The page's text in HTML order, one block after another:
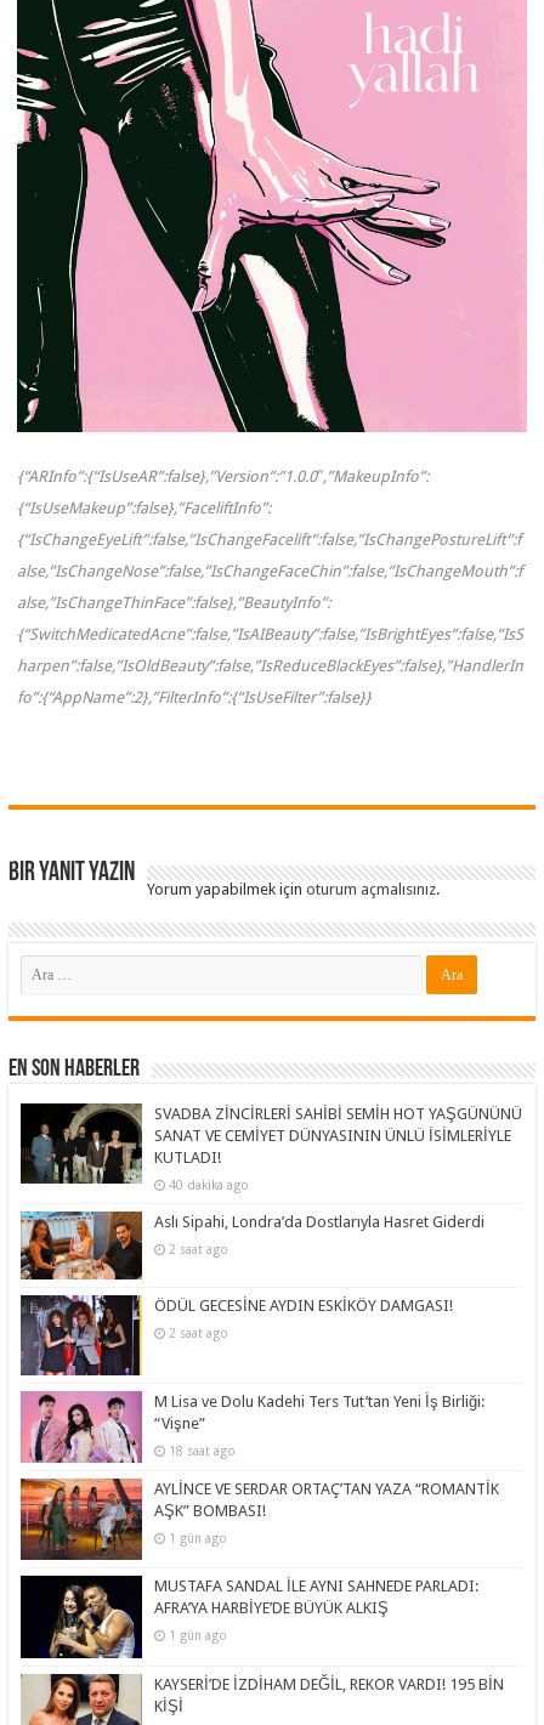
{“ARInfo”:{“IsUseAR”:false},”Version”:”1.0.0″,”MakeupInfo”:
{“IsUseMakeup”:false},”FaceliftInfo”:
{“IsChangeEyeLift”:false,”IsChangeFacelift”:false,”IsChangePostureLift”:f
alse,”IsChangeNose”:false,”IsChangeFaceChin”:false,”IsChangeMouth”:f
alse,”IsChangeThinFace”:false},”BeautyInfo”:
{“SwitchMedicatedAcne”:false,”IsAIBeauty”:false,”IsBrightEyes”:false,”IsS
harpen”:false,”IsOldBeauty”:false,”IsReduceBlackEyes”:false},”HandlerIn
fo”:{“AppName”:2},”FilterInfo”:{“IsUseFilter”:false}}
Bir yanıt yazın
Yorum yapabilmek içinoturum açmalısınız.
En Son Haberler
SVADBA ZİNCİRLERİ SAHİBİ SEMİH HOT YAŞGÜNÜNÜ
SANAT VE CEMİYET DÜNYASININ ÜNLÜ İSİMLERİYLE
KUTLADI!
40 dakika ago
Aslı Sipahi, Londra’da Dostlarıyla Hasret Giderdi
2 saat ago
ÖDÜL GECESİNE AYDIN ESKİKÖY DAMGASI!
2 saat ago
M Lisa ve Dolu Kadehi Ters Tut’tan Yeni İş Birliği:
“Vişne”
18 saat ago
AYLİNCE VE SERDAR ORTAÇ’TAN YAZA “ROMANTİK
AŞK” BOMBASI!
1 gün ago
MUSTAFA SANDAL İLE AYNI SAHNEDE PARLADI:
AFRA’YA HARBİYE’DE BÜYÜK ALKIŞ
1 gün ago
KAYSERİ’DE İZDİHAM DEĞİL, REKOR VARDI! 195 BİN
KİŞİ